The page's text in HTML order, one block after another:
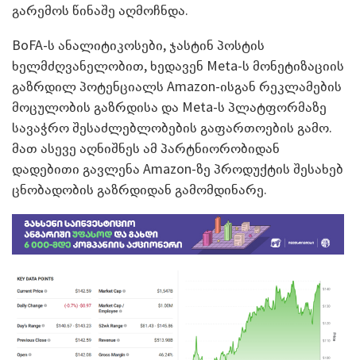
გარემოს წინაშე აღმოჩნდა.
BoFA-ს ანალიტიკოსები, ჯასტინ პოსტის
ხელმძღვანელობით, ხედავენ Meta-ს მონეტიზაციის
გაზრდილ პოტენციალს Amazon-ისგან რეკლამების
მოცულობის გაზრდისა და Meta-ს პლატფორმაზე
სავაჭრო შესაძლებლობების გაფართოების გამო.
მათ ასევე აღნიშნეს ამ პარტნიორობიდან
დადებითი გავლენა Amazon-ზე პროდუქტის შესახებ
ცნობადობის გაზრდიდან გამომდინარე.